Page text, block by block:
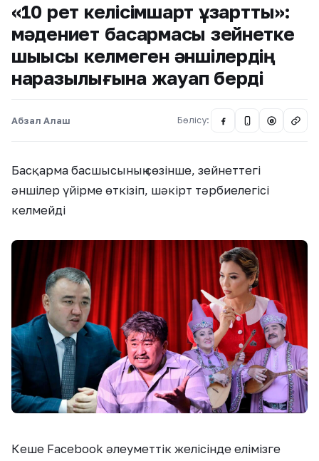
«10 рет келісімшарт ұзарттық»:
мәдениет басқармасы зейнетке
шыққысы келмеген әншілердің
наразылығына жауап берді
Абзал Алаш Бөлісу: @
Басқарма басшысының сөзінше, зейнеттегі
әншілер үйірме өткізіп, шәкірт тәрбиелегісі
келмейді
Кеше Facebook әлеуметтік желісінде елімізге